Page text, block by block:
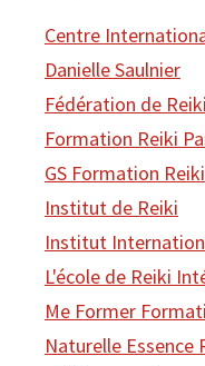
Centre
Danielle Saulnier
Fédération de
Formation Reiki
GS Formation Reiki
Institut de Reiki
Institut
L'école de Reiki
Me Former
Naturelle Essence